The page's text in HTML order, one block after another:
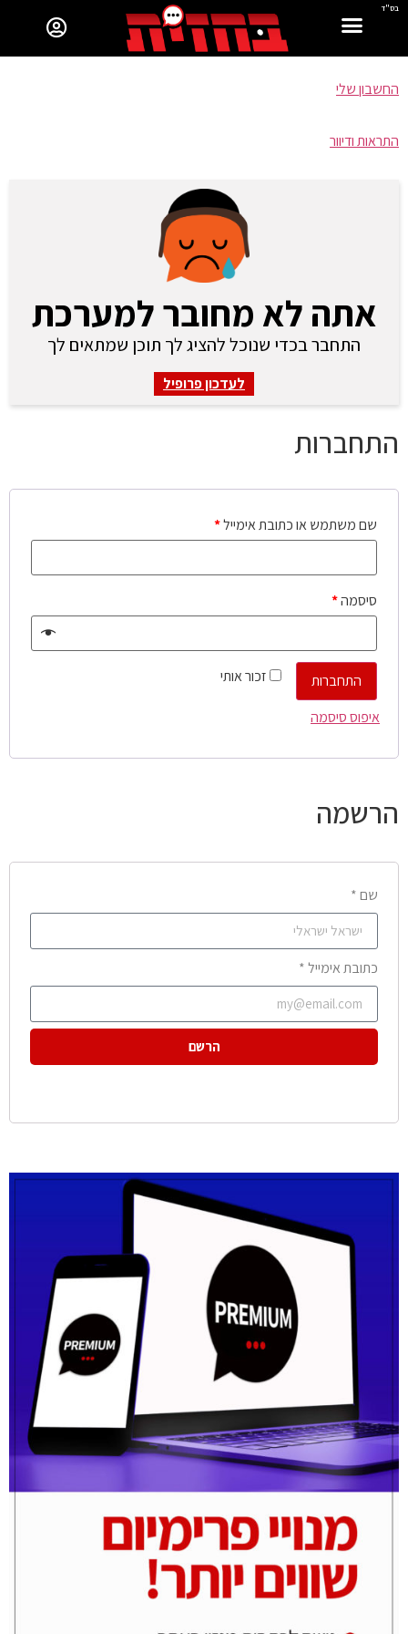
בס"ד
החשבון שלי
התראות ודיוור
אתה לא מחובר למערכת
התחבר בכדי שנוכל להציג לך תוכן שמתאים לך
לעדכון פרופיל
התחברות
שם משתמש או כתובת אימייל*
סיסמה*
זכור אותי
התחברות
איפוס סיסמה
הרשמה
שם *
כתובת אימייל *
הרשם